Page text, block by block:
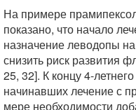
На примере
показано, что начало
назначение леводопы
снизить риск развития
25, 32]. К концу 4-
начинавших лечение с
мере необходимости